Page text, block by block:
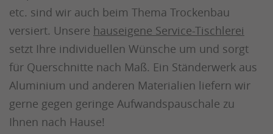
etc. sind wir auch beim Thema Trockenbau
versiert. Unsere hauseigene Service-Tischlerei
setzt Ihre individuellen Wünsche um und sorgt
für Querschnitte nach Maß. Ein Ständerwerk aus
Aluminium und anderen Materialien liefern wir
gerne gegen geringe Aufwandspauschale zu
Ihnen nach Hause!